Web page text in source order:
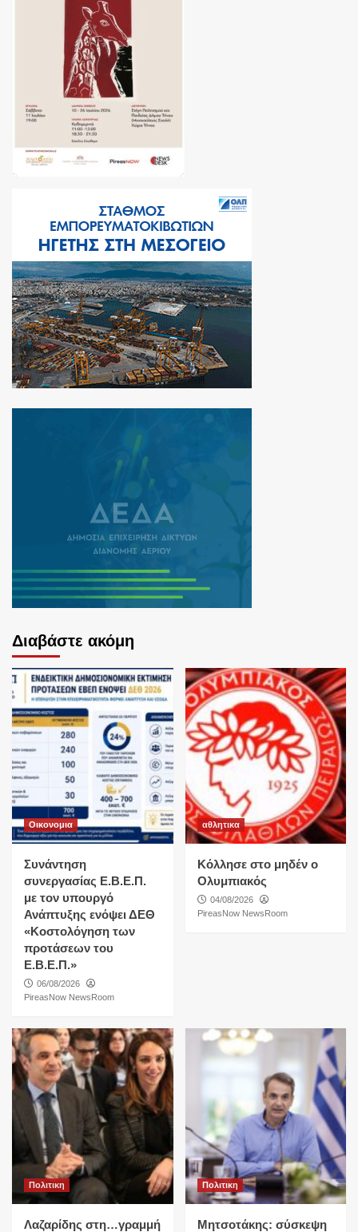
Διαβάστε ακόμη
Οικονομια
Συνάντηση
συνεργασίας Ε.Β.Ε.Π.
με τον υπουργό
Ανάπτυξης ενόψει ΔΕΘ
«Κοστολόγηση των
προτάσεων του
Ε.Β.Ε.Π.»
06/08/2026
PireasNow NewsRoom
αθλητικα
Κόλλησε στο μηδέν ο
Ολυμπιακός
04/08/2026
PireasNow NewsRoom
Πολιτικη
Λαζαρίδης στη…γραμμή
Πολιτικη
Μητσοτάκης: σύσκεψη